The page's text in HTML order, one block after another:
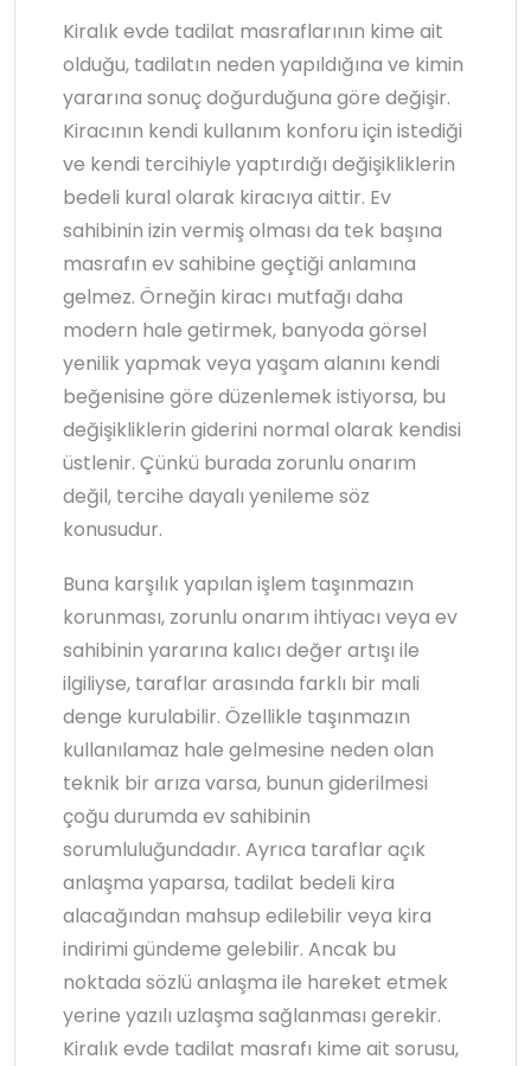
Kiralık evde tadilat masraflarının kime ait
olduğu, tadilatın neden yapıldığına ve kimin
yararına sonuç doğurduğuna göre değişir.
Kiracının kendi kullanım konforu için istediği
ve kendi tercihiyle yaptırdığı değişikliklerin
bedeli kural olarak kiracıya aittir. Ev
sahibinin izin vermiş olması da tek başına
masrafın ev sahibine geçtiği anlamına
gelmez. Örneğin kiracı mutfağı daha
modern hale getirmek, banyoda görsel
yenilik yapmak veya yaşam alanını kendi
beğenisine göre düzenlemek istiyorsa, bu
değişikliklerin giderini normal olarak kendisi
üstlenir. Çünkü burada zorunlu onarım
değil, tercihe dayalı yenileme söz
konusudur.
Buna karşılık yapılan işlem taşınmazın
korunması, zorunlu onarım ihtiyacı veya ev
sahibinin yararına kalıcı değer artışı ile
ilgiliyse, taraflar arasında farklı bir mali
denge kurulabilir. Özellikle taşınmazın
kullanılamaz hale gelmesine neden olan
teknik bir arıza varsa, bunun giderilmesi
çoğu durumda ev sahibinin
sorumluluğundadır. Ayrıca taraflar açık
anlaşma yaparsa, tadilat bedeli kira
alacağından mahsup edilebilir veya kira
indirimi gündeme gelebilir. Ancak bu
noktada sözlü anlaşma ile hareket etmek
yerine yazılı uzlaşma sağlanması gerekir.
Kiralık evde tadilat masrafı kime ait sorusu,